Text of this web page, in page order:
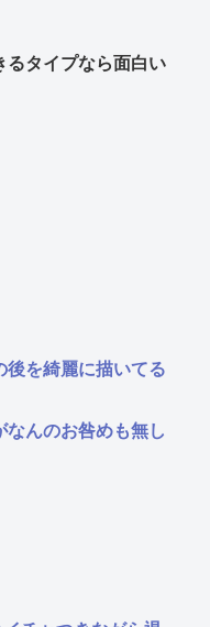
るタイプなら面白い
後を綺麗に描いてる
んのお咎めも無し